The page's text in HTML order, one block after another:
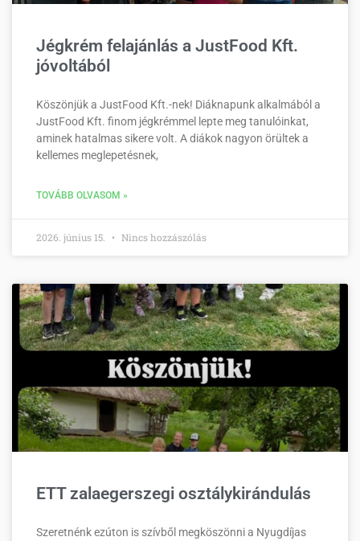
Jégkrém felajánlás a JustFood Kft.
jóvoltából
Köszönjük a JustFood Kft.-nek! Diáknapunk alkalmából a
JustFood Kft. finom jégkrémmel lepte meg tanulóinkat,
aminek hatalmas sikere volt. A diákok nagyon örültek a
kellemes meglepetésnek,
TOVÁBB OLVASOM »
2026. június 15. Nincs hozzászólás
ETT zalaegerszegi osztálykirándulás
Szeretnénk ezúton is szívből megköszönni a Nyugdíjas